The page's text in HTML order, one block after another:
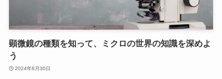
顕微鏡の種類を知って、ミクロの世界の知識を深めよ
う
2024年8月30日